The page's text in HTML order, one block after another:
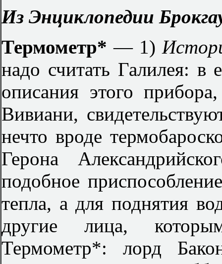
Из Энциклопедии
Термометр*— 1)
надо считать Галилея: в
описания этого
Вивиани,
нечто вроде
Герона
подобное
тепла, а для поднятия
другие лица,
Термометр*: лорд